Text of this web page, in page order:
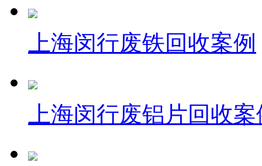
上海闵行废铁回收案例
上海闵行废铝片回收